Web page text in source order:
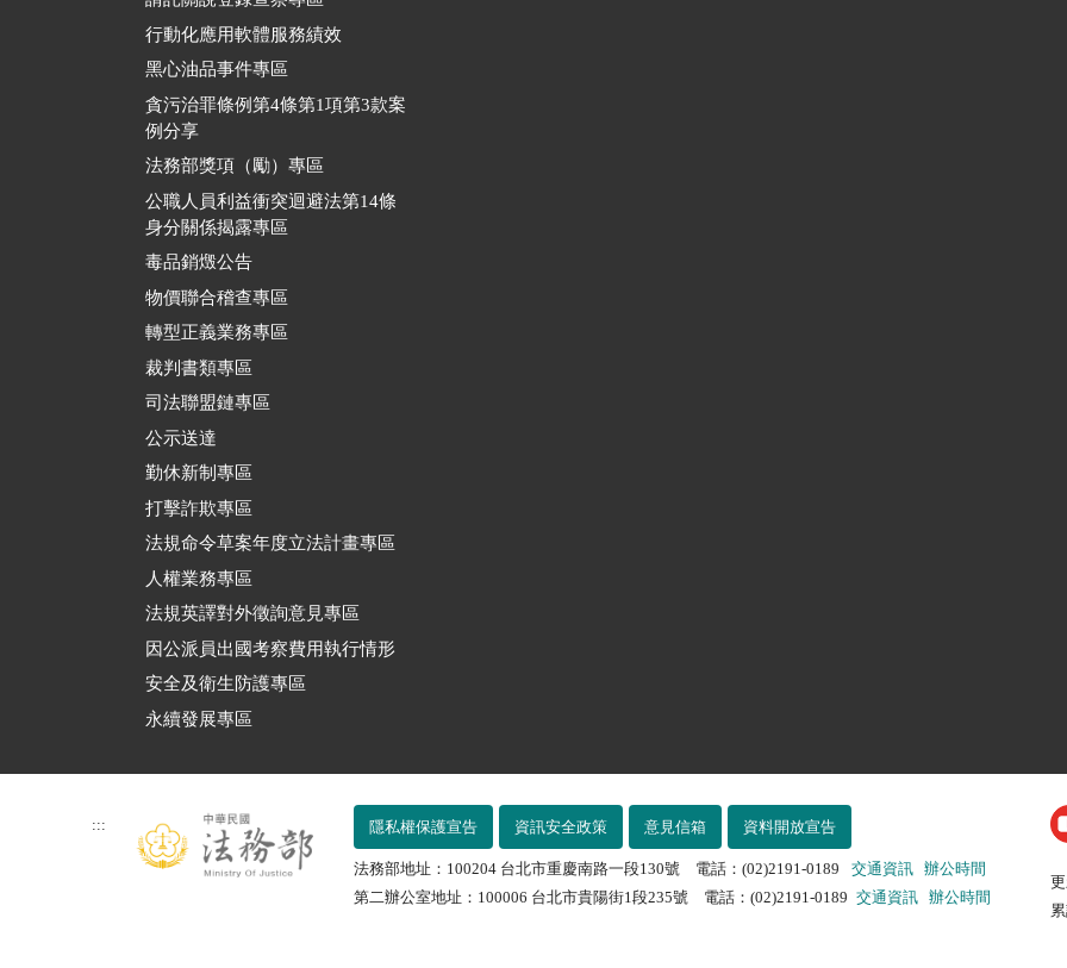
行動化應用軟體服務績效
黑心油品事件專區
貪污治罪條例第4條第1項第3款案
例分享
法務部獎項（勵）專區
公職人員利益衝突迴避法第14條
身分關係揭露專區
毒品銷燬公告
物價聯合稽查專區
轉型正義業務專區
裁判書類專區
司法聯盟鏈專區
公示送達
勤休新制專區
打擊詐欺專區
法規命令草案年度立法計畫專區
人權業務專區
法規英譯對外徵詢意見專區
因公派員出國考察費用執行情形
安全及衛生防護專區
永續發展專區
::: 隱私權保護宣告 資訊安全政策 意見信箱 資料開放宣告
法務部地址：100204 台北市重慶南路一段130號 電話：(02)2191-0189 交通資訊
辦公時間
第二辦公室地址：100006 台北市貴陽街1段235號 電話：(02)2191-0189 交通資訊 辦公時間